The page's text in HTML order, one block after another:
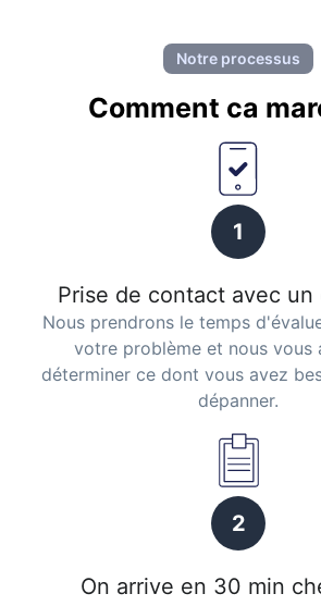
Notre processus
Comment ca
1
Prise de contact avec un
Nous prendrons le temps
votre problème et nous vous
déterminer ce dont vous avez
dépanner.
2
On arrive en 30 min